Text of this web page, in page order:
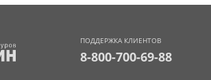
ПОДДЕРЖКА КЛИЕНТОВ
8-800-700-69-88